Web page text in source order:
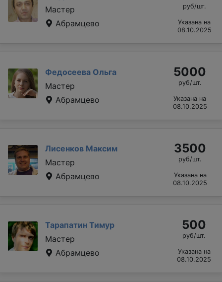
Мастер
Абрамцево
руб/шт.
Указана на
08.10.2025
Федосеева Ольга
Мастер
Абрамцево
5000
руб/шт.
Указана на
08.10.2025
Лисенков Максим
Мастер
Абрамцево
3500
руб/шт.
Указана на
08.10.2025
Тарапатин Тимур
Мастер
Абрамцево
500
руб/шт.
Указана на
08.10.2025